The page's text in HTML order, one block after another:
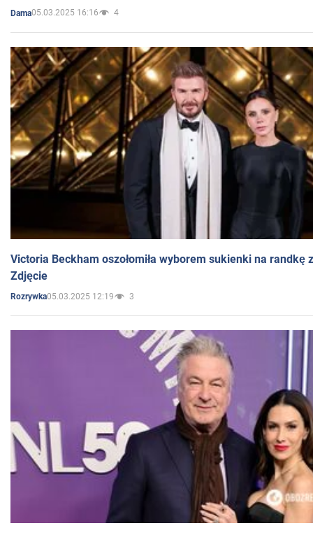
Dama05.03.2025 16:16 4
Victoria Beckham oszołomiła wyborem sukienki na randkę
Zdjęcie
Rozrywka05.03.2025 12:19 3